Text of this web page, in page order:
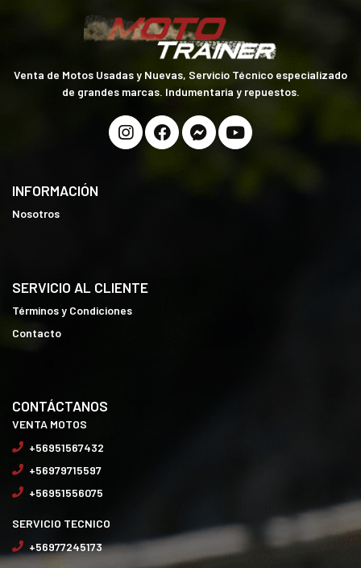
Venta de Motos Usadas y Nuevas, Servicio Técnico especializado
de grandes marcas. Indumentaria y repuestos.
INFORMACIÓN
Nosotros
SERVICIO AL CLIENTE
Términos y Condiciones
Contacto
CONTÁCTANOS
VENTA MOTOS
+56951567432
+56979715597
+56951556075
SERVICIO TECNICO
+56977245173